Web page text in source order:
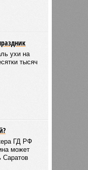
ухи на
тысяч
ГД РФ
может
Саратов